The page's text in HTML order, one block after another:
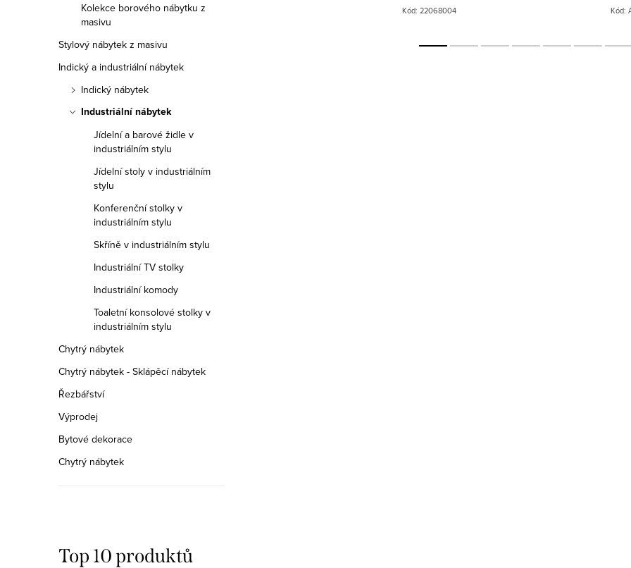
Kolekce borového nábytku z
masivu
Stylový nábytek z masivu
Indický a industriální nábytek
Indický nábytek
Industriální nábytek
Jídelní a barové židle v
industriálním stylu
Jídelní stoly v industriálním
stylu
Konferenční stolky v
industriálním stylu
Skříně v industriálním stylu
Industriální TV stolky
Industriální komody
Toaletní konsolové stolky v
industriálním stylu
Chytrý nábytek
Chytrý nábytek - Sklápěcí nábytek
Řezbářství
Výprodej
Bytové dekorace
Chytrý nábytek
Top 10 produktů
Kód:
zpracování a vady dřeva...
Kód: 22068004
nový smrk / 10 mm...
Kód: